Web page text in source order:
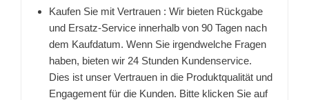
Kaufen Sie mit Vertrauen : Wir bieten Rückgabe
und Ersatz-Service innerhalb von 90 Tagen nach
dem Kaufdatum. Wenn Sie irgendwelche Fragen
haben, bieten wir 24 Stunden Kundenservice.
Dies ist unser Vertrauen in die Produktqualität und
Engagement für die Kunden. Bitte klicken Sie auf